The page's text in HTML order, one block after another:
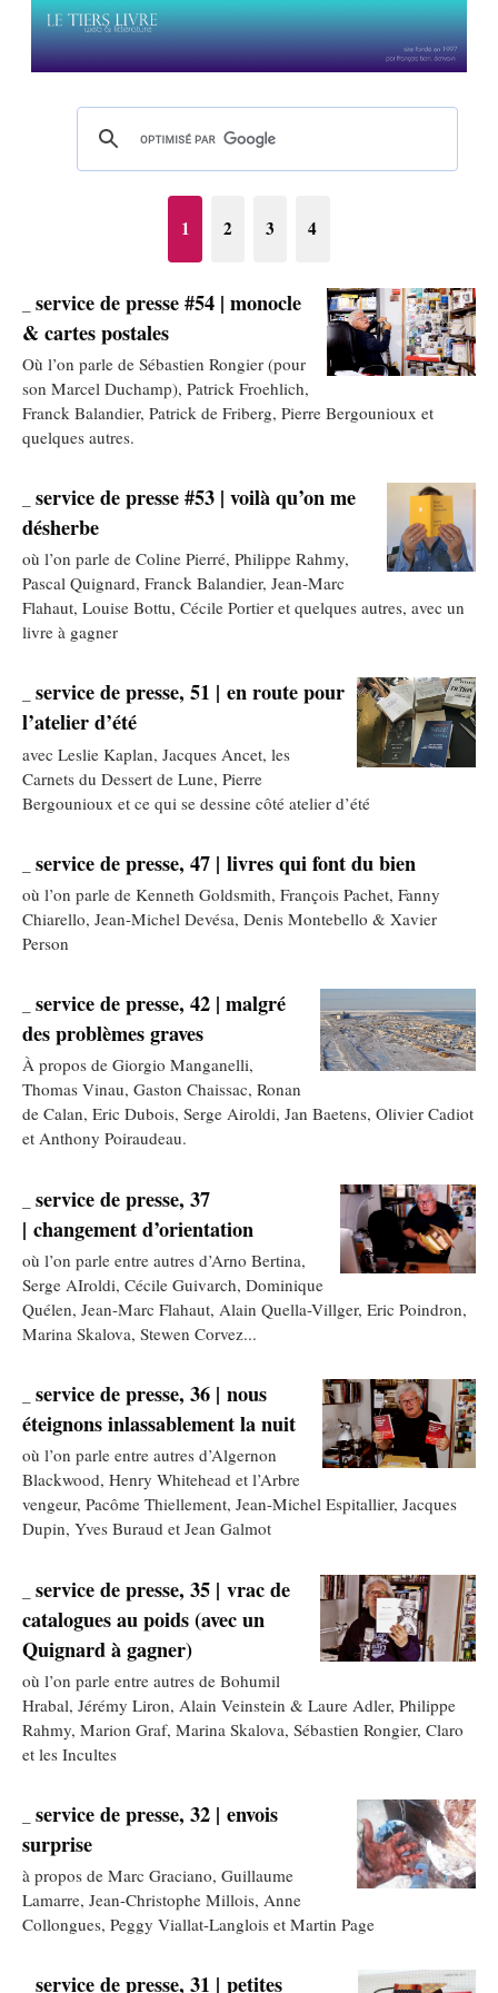
1 2 3 4
service de presse #54 | monocle
& cartes postales
Où l’on parle de Sébastien Rongier (pour
son Marcel Duchamp), Patrick Froehlich,
Franck Balandier, Patrick de Friberg, Pierre Bergounioux et
quelques autres.
service de presse #53 | voilà qu’on me
désherbe
où l’on parle de Coline Pierré, Philippe Rahmy,
Pascal Quignard, Franck Balandier, Jean-Marc
Flahaut, Louise Bottu, Cécile Portier et quelques autres, avec un
livre à gagner
service de presse, 51 | en route pour
l’atelier d’été
avec Leslie Kaplan, Jacques Ancet, les
Carnets du Dessert de Lune, Pierre
Bergounioux et ce qui se dessine côté atelier d’été
service de presse, 47 | livres qui font du bien
où l’on parle de Kenneth Goldsmith, François Pachet, Fanny
Chiarello, Jean-Michel Devésa, Denis Montebello & Xavier
Person
service de presse, 42 | malgré
des problèmes graves
À propos de Giorgio Manganelli,
Thomas Vinau, Gaston Chaissac, Ronan
de Calan, Eric Dubois, Serge Airoldi, Jan Baetens, Olivier Cadiot
et Anthony Poiraudeau.
service de presse, 37
| changement d’orientation
où l’on parle entre autres d’Arno Bertina,
Serge AIroldi, Cécile Guivarch, Dominique
Quélen, Jean-Marc Flahaut, Alain Quella-Villger, Eric Poindron,
Marina Skalova, Stewen Corvez...
service de presse, 36 | nous
éteignons inlassablement la nuit
où l’on parle entre autres d’Algernon
Blackwood, Henry Whitehead et l’Arbre
vengeur, Pacôme Thiellement, Jean-Michel Espitallier, Jacques
Dupin, Yves Buraud et Jean Galmot
service de presse, 35 | vrac de
catalogues au poids (avec un
Quignard à gagner)
où l’on parle entre autres de Bohumil
Hrabal, Jérémy Liron, Alain Veinstein & Laure Adler, Philippe
Rahmy, Marion Graf, Marina Skalova, Sébastien Rongier, Claro
et les Incultes
service de presse, 32 | envois
surprise
à propos de Marc Graciano, Guillaume
Lamarre, Jean-Christophe Millois, Anne
Collongues, Peggy Viallat-Langlois et Martin Page
service de presse, 31 | petites